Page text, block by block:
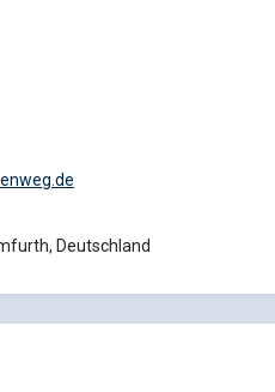
Deutschland